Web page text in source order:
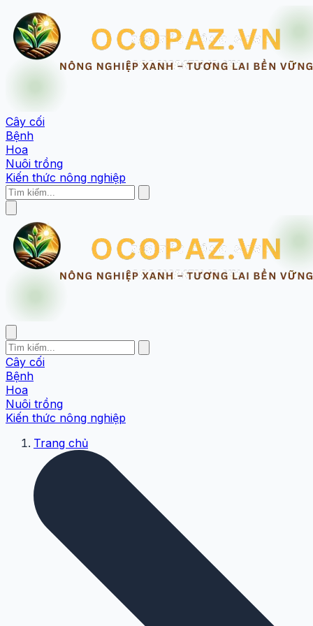
Cây cối
Bệnh
Hoa
Nuôi trồng
Kiến thức nông nghiệp
Cây cối
Bệnh
Hoa
Nuôi trồng
Kiến thức nông nghiệp
Trang chủ